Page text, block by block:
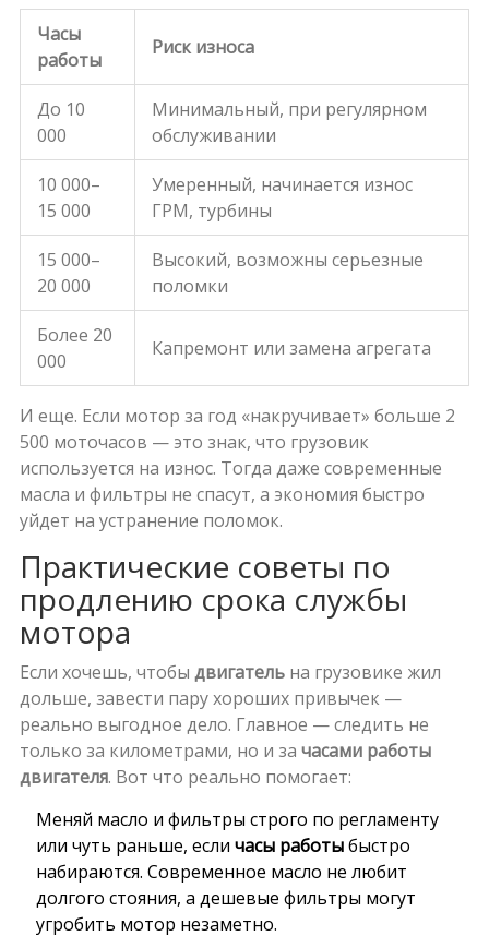
Часы
работы
Риск износа
До 10
000
Минимальный, при регулярном
обслуживании
10 000–
15 000
Умеренный, начинается износ
ГРМ, турбины
15 000–
20 000
Высокий, возможны серьезные
поломки
Более 20
000
Капремонт или замена агрегата
И еще. Если мотор за год «накручивает» больше 2
500 моточасов — это знак, что грузовик
используется на износ. Тогда даже современные
масла и фильтры не спасут, а экономия быстро
уйдет на устранение поломок.
Практические советы по
продлению срока службы
мотора
Если хочешь, чтобы двигательна грузовике жил
дольше, завести пару хороших привычек —
реально выгодное дело. Главное — следить не
только за километрами, но и за часами работы
двигателя. Вот что реально помогает:
Меняй масло и фильтры строго по регламенту
или чуть раньше, если часы работыбыстро
набираются. Современное масло не любит
долгого стояния, а дешевые фильтры могут
угробить мотор незаметно.